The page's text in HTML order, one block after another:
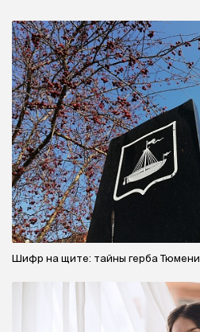
Шифр на щите: тайны герба Тюмени